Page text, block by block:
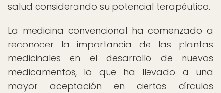
salud considerando su potencial terapéutico.
La medicina convencional ha comenzado a
reconocer la importancia de las plantas
medicinales en el desarrollo de nuevos
medicamentos, lo que ha llevado a una
mayor aceptación en ciertos círculos